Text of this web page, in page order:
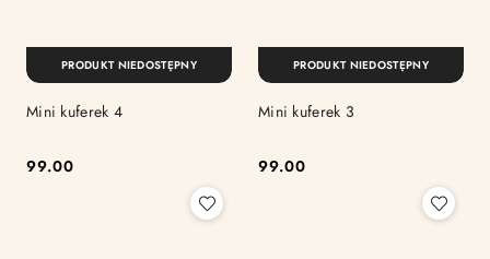
Mini kuferek 4
Cena:
99.00
PRODUKT NIEDOSTĘPNY
Mini kuferek 3
Cena:
99.00
PRODUKT NIEDOSTĘPNY